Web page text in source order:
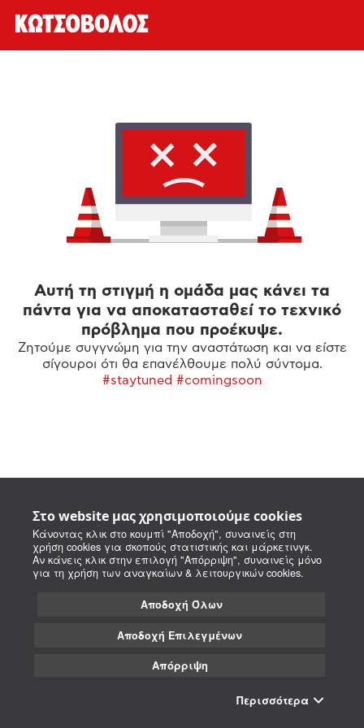
Στο website μας χρησιμοποιούμε cookies
Κάνοντας κλικ στο κουμπί "Αποδοχή", συναινείς στη
χρήση cookies για σκοπούς στατιστικής και μάρκετινγκ.
Αν κάνεις κλικ στην επιλογή "Απόρριψη", συναινείς μόνο
για τη χρήση των αναγκαίων & λειτουργικών cookies.
Αποδοχή Όλων
Αποδοχή Επιλεγμένων
Απόρριψη
Περισσότερα
Αυτή τη στιγμή η ομάδα μας κάνει τα
πάντα για να αποκατασταθεί το τεχνικό
πρόβλημα που προέκυψε.
Ζητούμε συγγνώμη για την αναστάτωση και να είστε
σίγουροι ότι θα επανέλθουμε πολύ σύντομα.
#staytuned #comingsoon